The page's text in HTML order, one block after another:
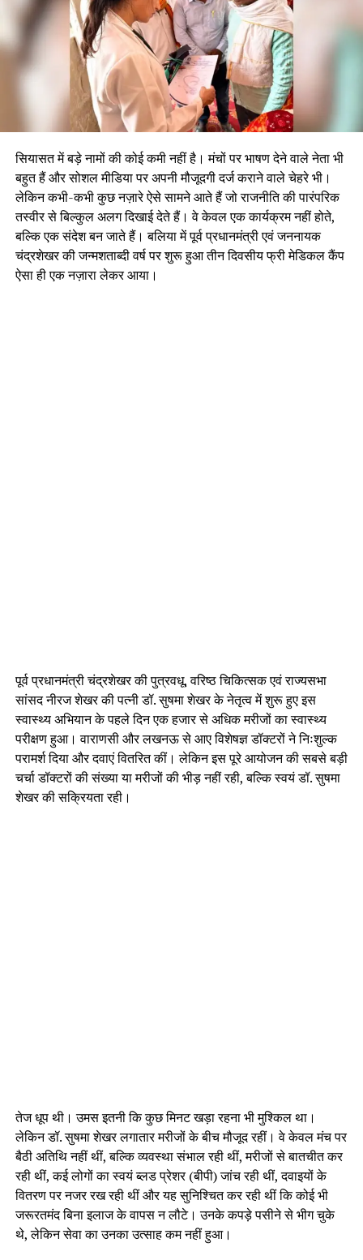
सियासत में बड़े नामों की कोई कमी नहीं है। मंचों पर भाषण देने वाले नेता भी
बहुत हैं और सोशल मीडिया पर अपनी मौजूदगी दर्ज कराने वाले चेहरे भी।
लेकिन कभी-कभी कुछ नज़ारे ऐसे सामने आते हैं जो राजनीति की पारंपरिक
तस्वीर से बिल्कुल अलग दिखाई देते हैं। वे केवल एक कार्यक्रम नहीं होते,
बल्कि एक संदेश बन जाते हैं। बलिया में पूर्व प्रधानमंत्री एवं जननायक
चंद्रशेखर की जन्मशताब्दी वर्ष पर शुरू हुआ तीन दिवसीय फ्री मेडिकल कैंप
ऐसा ही एक नज़ारा लेकर आया।
पूर्व प्रधानमंत्री चंद्रशेखर की पुत्रवधू, वरिष्ठ चिकित्सक एवं राज्यसभा
सांसद नीरज शेखर की पत्नी डॉ. सुषमा शेखर के नेतृत्व में शुरू हुए इस
स्वास्थ्य अभियान के पहले दिन एक हजार से अधिक मरीजों का स्वास्थ्य
परीक्षण हुआ। वाराणसी और लखनऊ से आए विशेषज्ञ डॉक्टरों ने निःशुल्क
परामर्श दिया और दवाएं वितरित कीं। लेकिन इस पूरे आयोजन की सबसे बड़ी
चर्चा डॉक्टरों की संख्या या मरीजों की भीड़ नहीं रही, बल्कि स्वयं डॉ. सुषमा
शेखर की सक्रियता रही।
तेज धूप थी। उमस इतनी कि कुछ मिनट खड़ा रहना भी मुश्किल था।
लेकिन डॉ. सुषमा शेखर लगातार मरीजों के बीच मौजूद रहीं। वे केवल मंच पर
बैठी अतिथि नहीं थीं, बल्कि व्यवस्था संभाल रही थीं, मरीजों से बातचीत कर
रही थीं, कई लोगों का स्वयं ब्लड प्रेशर (बीपी) जांच रही थीं, दवाइयों के
वितरण पर नजर रख रही थीं और यह सुनिश्चित कर रही थीं कि कोई भी
जरूरतमंद बिना इलाज के वापस न लौटे। उनके कपड़े पसीने से भीग चुके
थे, लेकिन सेवा का उनका उत्साह कम नहीं हुआ।